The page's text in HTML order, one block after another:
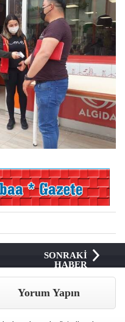
SONRAKİ
HABER
Yorum Yapın